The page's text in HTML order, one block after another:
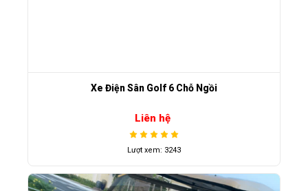
Xe Điện Sân Golf 6 Chỗ Ngồi
Liên hệ
Lượt xem: 3243